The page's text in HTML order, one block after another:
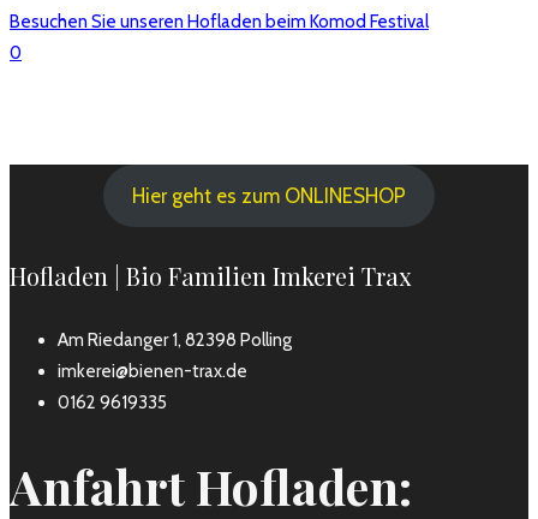
Besuchen Sie unseren Hofladen beim Komod Festival
0
Hier geht es zum ONLINESHOP
Hofladen | Bio Familien Imkerei Trax
Am Riedanger 1, 82398 Polling
imkerei@bienen-trax.de
0162 9619335
Anfahrt Hofladen: